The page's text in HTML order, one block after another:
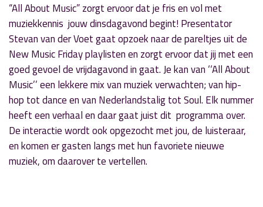
“All About Music” zorgt ervoor dat je fris en vol met
muziekkennis jouw dinsdagavond begint! Presentator
Stevan van der Voet gaat opzoek naar de pareltjes uit de
New Music Friday playlisten en zorgt ervoor dat jij met een
goed gevoel de vrijdagavond in gaat. Je kan van ‘‘All About
Music’’ een lekkere mix van muziek verwachten; van hip-
hop tot dance en van Nederlandstalig tot Soul. Elk nummer
heeft een verhaal en daar gaat juist dit programma over.
De interactie wordt ook opgezocht met jou, de luisteraar,
en komen er gasten langs met hun favoriete nieuwe
muziek, om daarover te vertellen.